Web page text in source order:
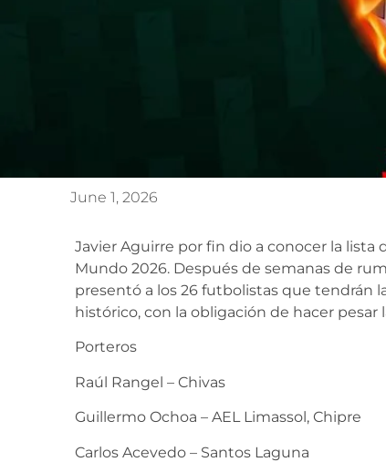
June 1, 2026
Javier Aguirre por fin dio a conocer la lista
Mundo 2026. Después de semanas de
presentó a los 26 futbolistas que tendrán
histórico, con la obligación de hacer pesar
Porteros
Raúl Rangel – Chivas
Guillermo Ochoa – AEL Limassol, Chipre
Carlos Acevedo – Santos Laguna